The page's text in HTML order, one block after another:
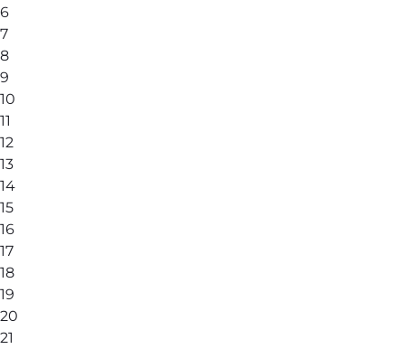
6
7
8
9
10
11
12
13
14
15
16
17
18
19
20
21